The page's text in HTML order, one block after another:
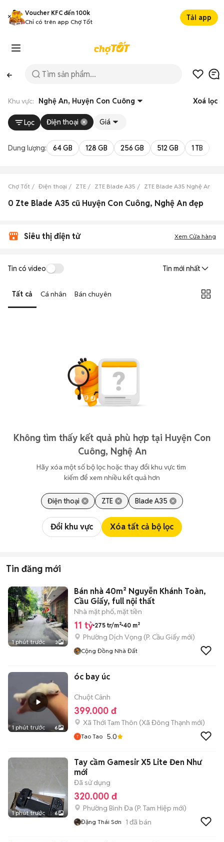
Voucher KFC đến 100k
Chỉ có trên app Chợ Tốt
Tải app
Khu vực: Nghệ An, Huyện Con Cuông Xoá lọc
Lọc Điện thoại Giá
Dung lượng: 64 GB 128 GB 256 GB 512 GB 1 TB
Chợ Tốt Điện thoại ZTE ZTE Blade A35 ZTE Blade A35 Nghệ An
0 Zte Blade A35 cũ Huyện Con Cuông, Nghệ An đẹp
Siêu thị điện tử Xem Cửa hàng
Tin có video Tin mới nhất
Tất cả Cá nhân Bán chuyên
Không tìm thấy kết quả phù hợp tại Huyện Con
Cuông, Nghệ An
Hãy xóa một số bộ lọc hoặc thay đổi khu vực tìm
kiếm để xem nhiều kết quả hơn
Điện thoại ZTE Blade A35
Đổi khu vực Xóa tất cả bộ lọc
Tin đăng mới
1 phút trước 3
Bán nhà 40m² Nguyễn Khánh Toàn,
Cầu Giấy, full nội thất
Nhà mặt phố, mặt tiền
11 tỷ 275 tr/m² 40 m²
Phường Dịch Vọng (P. Cầu Giấy mới)
Cộng Đồng Nhà Đất
1 phút trước 6
óc bay úc
Chuột Cảnh
399.000 đ
Xã Thới Tam Thôn (Xã Đông Thạnh mới)
Tao Tao 5.0
1 phút trước 6
Tay cầm Gamesir X5 Lite Đen Như
mới
Đã sử dụng
320.000 đ
Phường Bình Đa (P. Tam Hiệp mới)
Đặng Thái Sơn 1 đã bán